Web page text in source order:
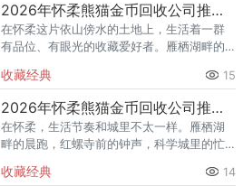
2026年怀柔熊猫金币回收公司推荐 怀柔回收熊猫金币渠道
在怀柔这片依山傍水的土地上，生活着一群
有品位、有眼光的收藏爱好者。雁栖湖畔的
红螺寺的香火绵延不绝——怀柔的藏家群体
也在悄然壮大。熊猫金币，作为
收藏经典 15
2026年怀柔熊猫金币回收公司推荐 怀柔哪里回收熊猫金币
在怀柔，生活节奏和城里不太一样。雁栖湖
畔的晨跑，红螺寺前的钟声，科学城里的忙
值。熊猫金币作为兼具投资与收藏属性的热
收藏经典 14